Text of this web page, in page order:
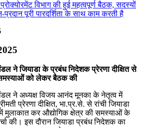
विभाग की हुई महत्वपूर्ण बैठक, सदस्यों
पूरी पारदर्शिता के साथ काम करती है
ने जियाडा के प्रबंध निदेशक प्रेरणा दीक्षित से
समस्याओं को लेकर बैठक की
ने अध्यक्ष विजय आनंद मूनका के नेतृत्व में
प्रेरणा दीक्षित, भा.प्र.से. से रांची जियाडा
मुलाकात कर औद्योगिक क्षेत्र की समस्याओं के
की। इस दौरान जियाडा प्रबंध निदेशक का